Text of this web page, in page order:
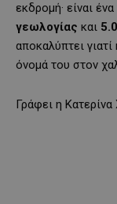
εκδρομή· είναι ένα
γεωλογίας και
αποκαλύπτει
όνομά του στον
Γράφει η